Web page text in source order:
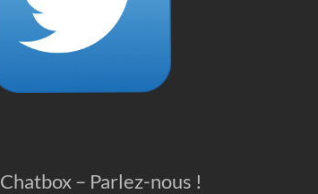
Chatbox – Parlez-nous !